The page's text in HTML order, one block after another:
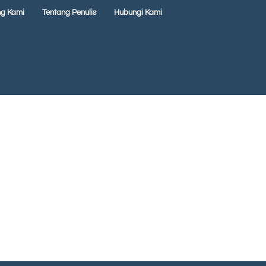
Kami Tentang Penulis Hubungi Kami